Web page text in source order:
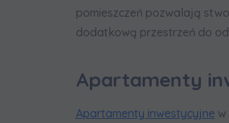
pomieszczeń pozwalają
dodatkową przestrzeń do
Apartamenty
Apartamenty inwestycyjne